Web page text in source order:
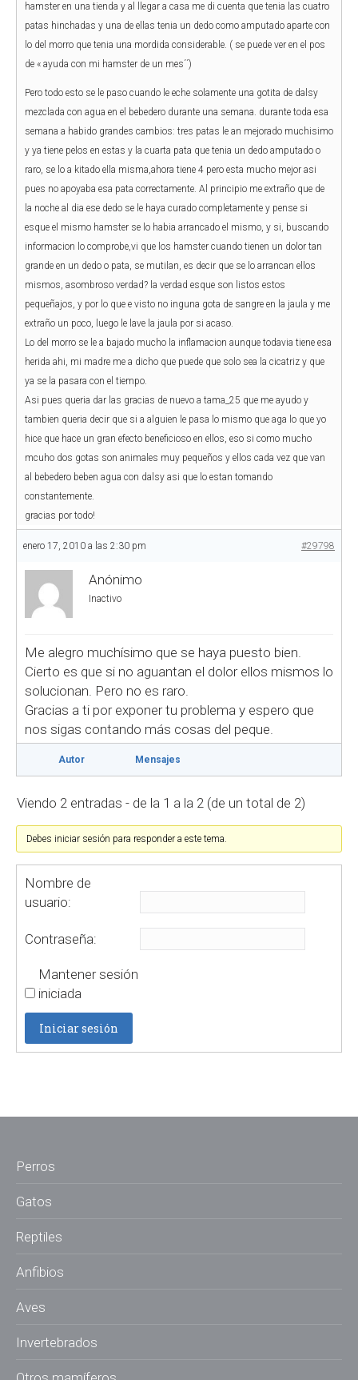
hamster en una tienda y al llegar a casa me di cuenta que tenia las cuatro
patas hinchadas y una de ellas tenia un dedo como amputado aparte con
lo del morro que tenia una mordida considerable. ( se puede ver en el pos
de « ayuda con mi hamster de un mes´´)
Pero todo esto se le paso cuando le eche solamente una gotita de dalsy
mezclada con agua en el bebedero durante una semana. durante toda esa
semana a habido grandes cambios: tres patas le an mejorado muchisimo
y ya tiene pelos en estas y la cuarta pata que tenia un dedo amputado o
raro, se lo a kitado ella misma,ahora tiene 4 pero esta mucho mejor asi
pues no apoyaba esa pata correctamente. Al principio me extraño que de
la noche al dia ese dedo se le haya curado completamente y pense si
esque el mismo hamster se lo habia arrancado el mismo, y si, buscando
informacion lo comprobe,vi que los hamster cuando tienen un dolor tan
grande en un dedo o pata, se mutilan, es decir que se lo arrancan ellos
mismos, asombroso verdad? la verdad esque son listos estos
pequeñajos, y por lo que e visto no inguna gota de sangre en la jaula y me
extraño un poco, luego le lave la jaula por si acaso.
Lo del morro se le a bajado mucho la inflamacion aunque todavia tiene esa
herida ahi, mi madre me a dicho que puede que solo sea la cicatriz y que
ya se la pasara con el tiempo.
Asi pues queria dar las gracias de nuevo a tama_25 que me ayudo y
tambien queria decir que si a alguien le pasa lo mismo que aga lo que yo
hice que hace un gran efecto beneficioso en ellos, eso si como mucho
mcuho dos gotas son animales muy pequeños y ellos cada vez que van
al bebedero beben agua con dalsy asi que lo estan tomando
constantemente.
gracias por todo!
enero 17, 2010 a las 2:30 pm #29798
Anónimo
Inactivo
Me alegro muchísimo que se haya puesto bien.
Cierto es que si no aguantan el dolor ellos mismos lo
solucionan. Pero no es raro.
Gracias a ti por exponer tu problema y espero que
nos sigas contando más cosas del peque.
Autor Mensajes
Viendo 2 entradas - de la 1 a la 2 (de un total de 2)
Debes iniciar sesión para responder a este tema.
Nombre de
usuario:
Contraseña:
Mantener sesión
iniciada
Iniciar sesión
Perros
Gatos
Reptiles
Anfibios
Aves
Invertebrados